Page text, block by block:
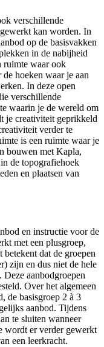
verschillende
kan worden. In
op de basisvakken
in de nabijheid
ruimte waar ook
hoeken waar je aan
In deze open
verschillende
waarin je de wereld om
je creativiteit geprikkeld
verder te
is een ruimte waar je
bouwen met Kapla,
de topografiehoek
en plaatsen van
en instructie voor de
met een plusgroep,
betekent dat de groepen
zijn en dus niet de hele
aanbodgroepen
Over het algemeen
de basisgroep 2 à 3
aanbod. Tijdens
te sluiten wanneer
wordt er verder gewerkt
een leerkracht.